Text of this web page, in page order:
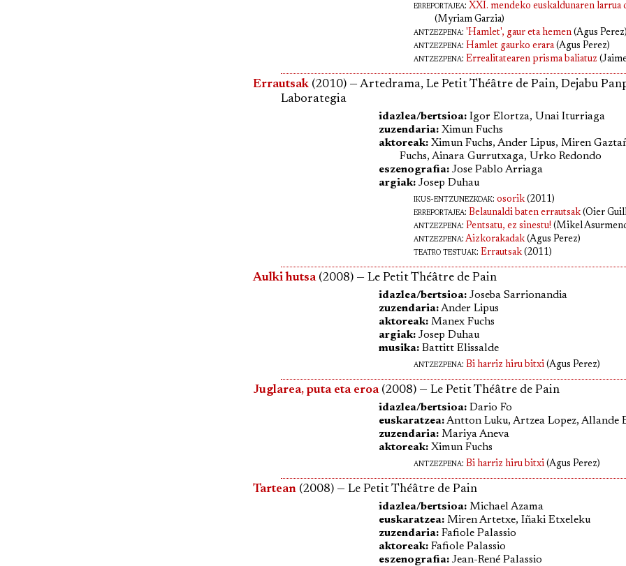
erreportajea: XXI. mendeko euskaldunaren larrua
(Myriam Garzia)
antzezpena: 'Hamlet', gaur eta hemen (Agus Perez)
antzezpena: Hamlet gaurko erara(Agus Perez)
antzezpena: Errealitatearen prisma baliatuz
Errautsak (2010) — Artedrama, Le Petit Théâtre de Pain, Dejabu
Laborategia
idazlea/bertsioa: Igor Elortza, Unai Iturriaga
zuzendaria: Ximun Fuchs
aktoreak: Ximun Fuchs, Ander Lipus, Miren
Fuchs, Ainara Gurrutxaga, Urko Redondo
eszenografia: Jose Pablo Arriaga
argiak: Josep Duhau
ikus-entzunezkoak: osorik(2011)
erreportajea: Belaunaldi baten errautsak(Oier
antzezpena: Pentsatu, ez sinestu! (Mikel
antzezpena: Aizkorakadak(Agus Perez)
teatro testuak: Errautsak(2011)
Aulki hutsa(2008) — Le Petit Théâtre de Pain
idazlea/bertsioa: Joseba Sarrionandia
zuzendaria:Ander Lipus
aktoreak: Manex Fuchs
argiak: Josep Duhau
musika: Battitt Elissalde
antzezpena: Bi harriz hiru bitxi (Agus Perez)
Juglarea, puta eta eroa(2008) — Le Petit Théâtre de Pain
idazlea/bertsioa: Dario Fo
euskaratzea:Antton Luku, Artzea Lopez, Allande
zuzendaria: Mariya Aneva
aktoreak: Ximun Fuchs
antzezpena: Bi harriz hiru bitxi (Agus Perez)
Tartean (2008) — Le Petit Théâtre de Pain
idazlea/bertsioa: Michael Azama
euskaratzea: Miren Artetxe, Iñaki Etxeleku
zuzendaria: Fafiole Palassio
aktoreak: Fafiole Palassio
eszenografia: Jean-René Palassio